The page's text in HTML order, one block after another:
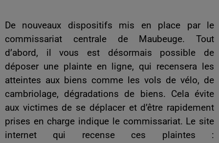
De nouveaux dispositifs mis en place par le
commissariat centrale de Maubeuge. Tout
d’abord, il vous est désormais possible de
déposer une plainte en ligne, qui recensera les
atteintes aux biens comme les vols de vélo, de
cambriolage, dégradations de biens. Cela évite
aux victimes de se déplacer et d’être rapidement
prises en charge indique le commissariat. Le site
internet qui recense ces plaintes :